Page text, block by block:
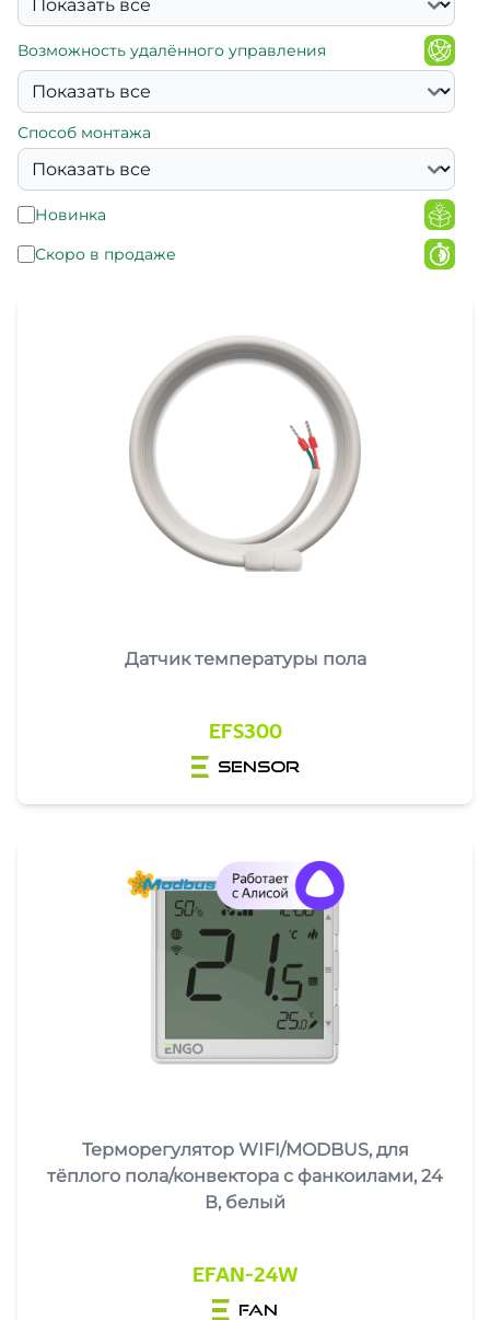
Возможность удалённого управления
Способ монтажа
Новинка
Скоро в продаже
Датчик температуры пола
EFS300
sensor
Терморегулятор WIFI/MODBUS, для
тёплого пола/конвектора с фанкоилами, 24
В, белый
EFAN-24W
fan